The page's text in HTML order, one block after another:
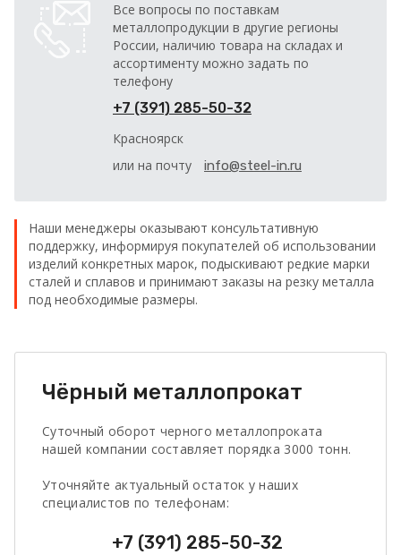
Все вопросы по поставкам
металлопродукции в другие регионы
России, наличию товара на складах и
ассортименту можно задать по
телефону
+7 (391) 285-50-32
Красноярск
или на почту
info@steel-in.ru
Наши менеджеры оказывают консультативную
поддержку, информируя покупателей об использовании
изделий конкретных марок, подыскивают редкие марки
сталей и сплавов и принимают заказы на резку металла
под необходимые размеры.
Чёрный металлопрокат
Суточный оборот черного металлопроката
нашей компании составляет порядка 3000 тонн.
Уточняйте актуальный остаток у наших
специалистов по телефонам:
+7 (391) 285-50-32